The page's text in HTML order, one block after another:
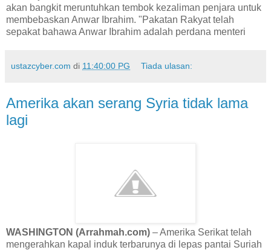
akan bangkit meruntuhkan tembok kezaliman penjara untuk
membebaskan Anwar Ibrahim. "Pakatan Rakyat telah
sepakat bahawa Anwar Ibrahim adalah perdana menteri
ustazcyber.com di 11:40:00 PG Tiada ulasan:
Amerika akan serang Syria tidak lama
lagi
WASHINGTON (Arrahmah.com) – Amerika Serikat telah
mengerahkan kapal induk terbarunya di lepas pantai Suriah